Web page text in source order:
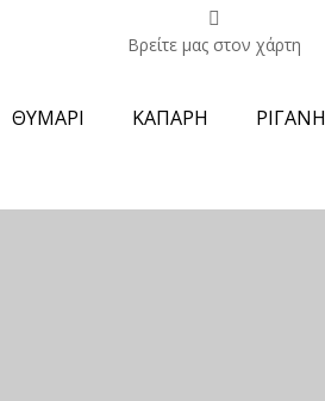
Βρείτε μας στον χάρτη
ΘΥΜΑΡΙ ΚΑΠΑΡΗ ΡΙΓΑΝΗ